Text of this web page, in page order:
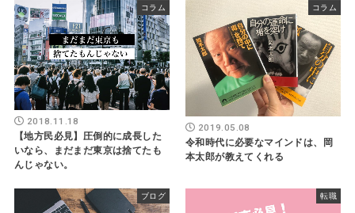
コラム
2018.11.18
【地方民必見】圧倒的に成長した
いなら、まだまだ東京は捨てたも
んじゃない。
コラム
2019.05.08
令和時代に必要なマインドは、岡
本太郎が教えてくれる
ブログ 転職